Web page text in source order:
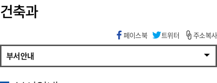
건축과
페이스북 트위터 주소복사
부서안내